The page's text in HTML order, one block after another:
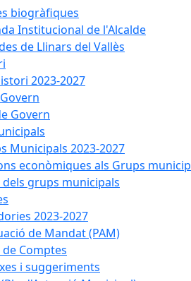
biogràfiques
Institucional de l'Alcalde
de Llinars del Vallès
2023-2027
Govern
Municipals 2023-2027
econòmiques als Grups
grups municipals
2023-2027
de Mandat (PAM)
Comptes
i suggeriments